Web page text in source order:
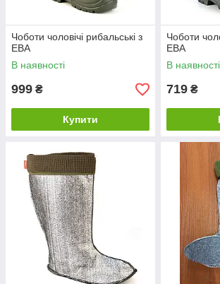
Чоботи чоловічі рибальські з
ЕВА
В наявності
999 ₴
Купити
Чоботи
ЕВА
В наявності
719 ₴